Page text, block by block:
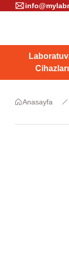
Cihazları
Anasayfa